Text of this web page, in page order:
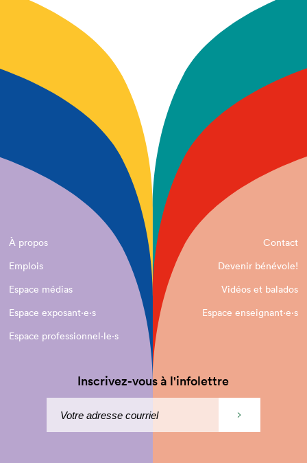
À propos
Contact
Emplois
Devenir bénévole!
Espace médias
Vidéos et balados
Espace exposant·e⋅s
Espace enseignant·e⋅s
Espace professionnel·le⋅s
Inscrivez-vous à l'infolettre